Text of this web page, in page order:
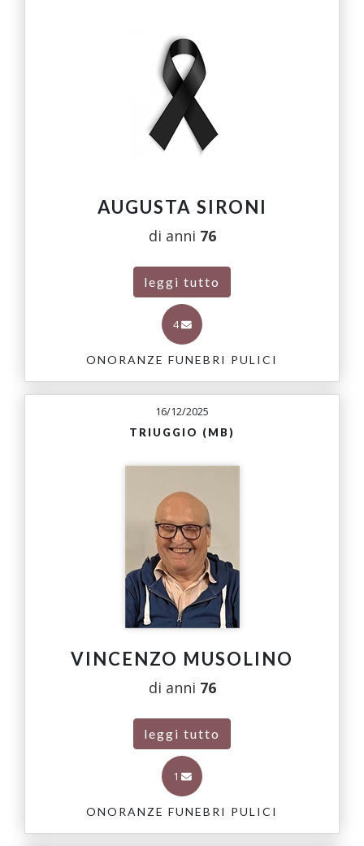
AUGUSTA SIRONI
di anni 76
leggi tutto
4
ONORANZE FUNEBRI PULICI
16/12/2025
TRIUGGIO (MB)
VINCENZO MUSOLINO
di anni 76
leggi tutto
1
ONORANZE FUNEBRI PULICI